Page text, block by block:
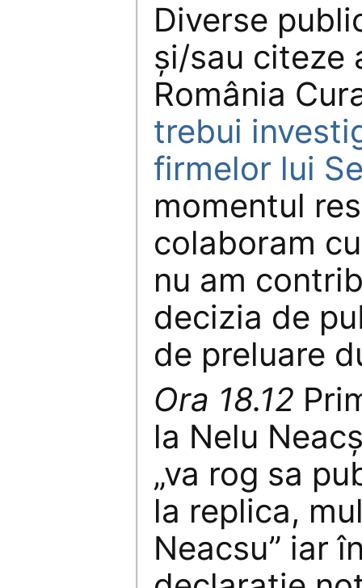
Diverse
și/sau citeze
România
trebui
firmelor lui
momentul
colaboram
nu am
decizia de
de preluare
Ora 18.12
la Nelu
„va rog sa
la replica,
Neacsu” iar